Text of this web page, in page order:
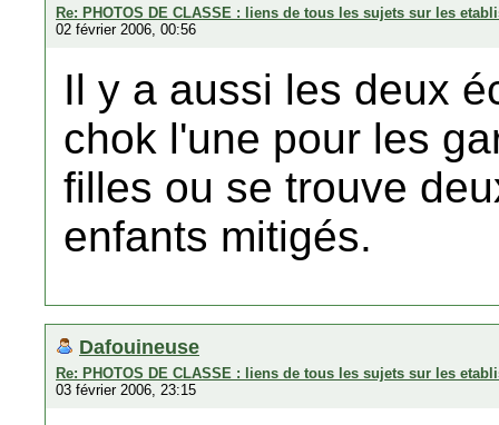
Re: PHOTOS DE CLASSE : liens de tous les sujets sur les
02 février 2006, 00:56
Il y a aussi les deux
chok l'une pour les
filles ou se trouve
enfants mitigés.
Dafouineuse
Re: PHOTOS DE CLASSE : liens de tous les sujets sur les
03 février 2006, 23:15